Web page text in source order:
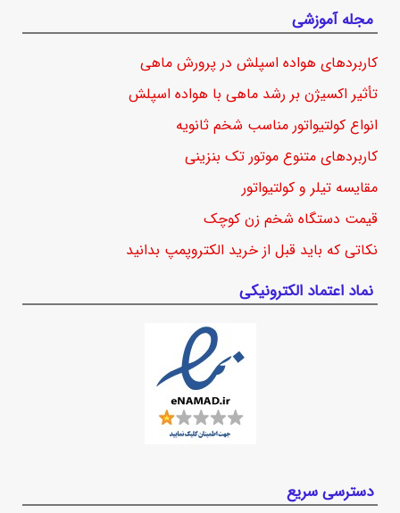
مجله آموزشی
کاربردهای هواده اسپلش در پرورش ماهی
تأثیر اکسیژن بر رشد ماهی با هواده اسپلش
انواع کولتیواتور مناسب شخم ثانویه
کاربردهای متنوع موتور تک بنزینی
مقایسه تیلر و کولتیواتور
قیمت دستگاه شخم زن کوچک
نکاتی که باید قبل از خرید الکتروپمپ بدانید
نماد اعتماد الکترونیکی
دسترسی سریع